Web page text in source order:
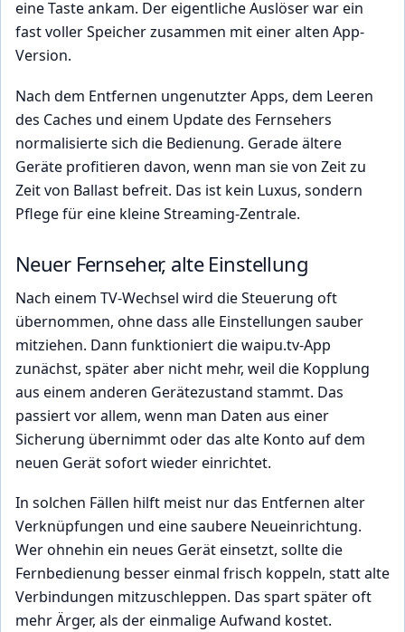
eine Taste ankam. Der eigentliche Auslöser war ein
fast voller Speicher zusammen mit einer alten App-
Version.
Nach dem Entfernen ungenutzter Apps, dem Leeren
des Caches und einem Update des Fernsehers
normalisierte sich die Bedienung. Gerade ältere
Geräte profitieren davon, wenn man sie von Zeit zu
Zeit von Ballast befreit. Das ist kein Luxus, sondern
Pflege für eine kleine Streaming-Zentrale.
Neuer Fernseher, alte Einstellung
Nach einem TV-Wechsel wird die Steuerung oft
übernommen, ohne dass alle Einstellungen sauber
mitziehen. Dann funktioniert die waipu.tv-App
zunächst, später aber nicht mehr, weil die Kopplung
aus einem anderen Gerätezustand stammt. Das
passiert vor allem, wenn man Daten aus einer
Sicherung übernimmt oder das alte Konto auf dem
neuen Gerät sofort wieder einrichtet.
In solchen Fällen hilft meist nur das Entfernen alter
Verknüpfungen und eine saubere Neueinrichtung.
Wer ohnehin ein neues Gerät einsetzt, sollte die
Fernbedienung besser einmal frisch koppeln, statt alte
Verbindungen mitzuschleppen. Das spart später oft
mehr Ärger, als der einmalige Aufwand kostet.